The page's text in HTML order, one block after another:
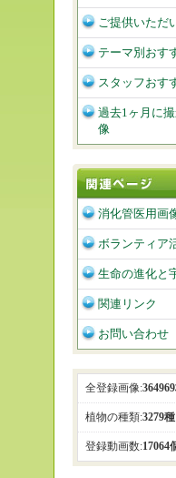
ご提供いただ
テーマ別おす
スタッフおす
過去1ヶ月に
像
消化管医用画
ボランティア
生命の進化と
関連リンク
お問い合わせ
全登録画像:
植物の種類:3279種
登録動画数:17064